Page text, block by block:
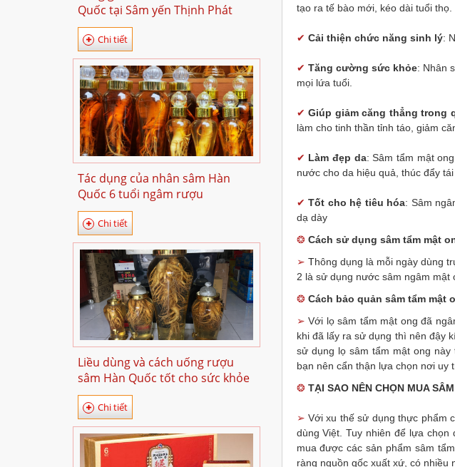
Quốc tại Sâm yến Thịnh Phát
Chi tiết
Tác dụng của nhân sâm Hàn
Quốc 6 tuổi ngâm rượu
Chi tiết
Liều dùng và cách uống rượu
sâm Hàn Quốc tốt cho sức khỏe
Chi tiết
tạo ra tế bào mới, kéo dài tuổi thọ.
✔ Cải thiện chức năng sinh lý:
✔ Tăng cường sức khỏe: Nhân
mọi lứa tuổi.
✔Giúp giảm căng thẳng trong
làm cho tinh thần tỉnh táo, giảm
✔ Làm đẹp da: Sâm tẩm mật
nước cho da hiệu quả, thúc đẩy
✔Tốt cho hệ tiêu hóa: Sâm
dạ dày
❂ Cách sử dụng sâm tẩm mật
➢ Thông dụng là mỗi ngày dùng
2 là sử dụng nước sâm ngâm mật
❂ Cách bảo quản sâm tẩm mật
➢ Với lọ sâm tẩm mật ong đã
khi đã lấy ra sử dụng thì nên đậy
sử dụng lọ sâm tẩm mật ong
bạn nên cẩn thận lựa chọn nơi uy
❂ TẠI SAO NÊN CHỌN MUA
➢ Với xu thế sử dụng thực phẩm
dùng Việt. Tuy nhiên để lựa
mua được các sản phẩm sâm
ràng nguồn gốc xuất xứ, có nhiều